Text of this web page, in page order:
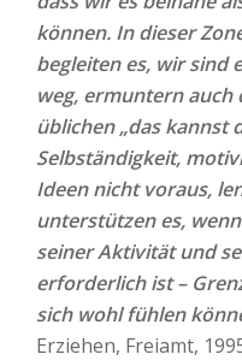
können. In dieser
begleiten es, wir sind
weg, ermuntern auch
üblichen „das kannst
Selbständigkeit,
Ideen nicht voraus,
unterstützen es,
seiner Aktivität und
erforderlich ist –
sich wohl fühlen
Erziehen, Freiamt,